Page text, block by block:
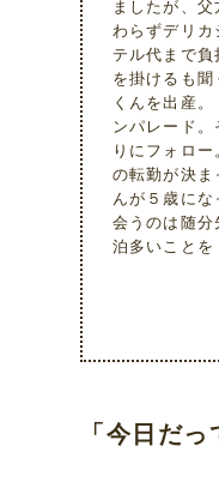
ましたが、
わらずデリ
テル代まで
を掛けるも
くんを出産
ンパレード
りにフォロ
の転勤が決
んが５歳に
会うのは随
泊多いこと
「今日だ